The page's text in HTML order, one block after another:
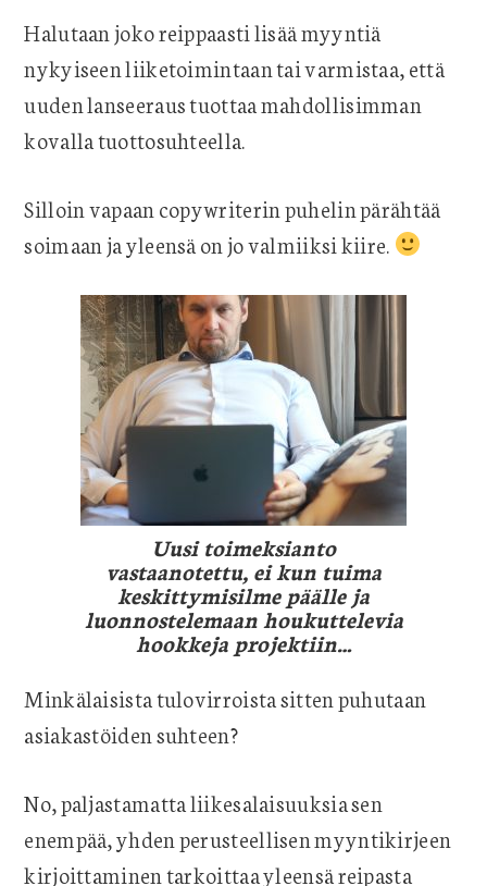
Halutaan joko reippaasti lisää myyntiä
nykyiseen liiketoimintaan tai varmistaa, että
uuden lanseeraus tuottaa mahdollisimman
kovalla tuottosuhteella.
Silloin vapaan copywriterin puhelin pärähtää
soimaan ja yleensä on jo valmiiksi kiire.
Uusi toimeksianto
vastaanotettu, ei kun tuima
keskittymisilme päälle ja
luonnostelemaan houkuttelevia
hookkeja projektiin…
Minkälaisista tulovirroista sitten puhutaan
asiakastöiden suhteen?
No, paljastamatta liikesalaisuuksia sen
enempää, yhden perusteellisen myyntikirjeen
kirjoittaminen tarkoittaa yleensä reipasta